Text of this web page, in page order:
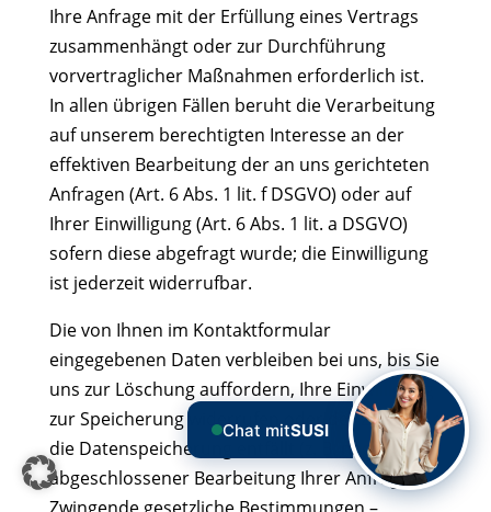
Ihre Anfrage mit der Erfüllung eines Vertrags
zusammenhängt oder zur Durchführung
vorvertraglicher Maßnahmen erforderlich ist.
In allen übrigen Fällen beruht die Verarbeitung
auf unserem berechtigten Interesse an der
effektiven Bearbeitung der an uns gerichteten
Anfragen (Art. 6 Abs. 1 lit. f DSGVO) oder auf
Ihrer Einwilligung (Art. 6 Abs. 1 lit. a DSGVO)
sofern diese abgefragt wurde; die Einwilligung
ist jederzeit widerrufbar.
Die von Ihnen im Kontaktformular
eingegebenen Daten verbleiben bei uns, bis Sie
uns zur Löschung auffordern, Ihre Einwilligung
zur Speicherung widerrufen oder der Zweck für
die Datenspeicherung entfällt (z. B. nach
abgeschlossener Bearbeitung Ihrer Anfrage).
Chat mitSUSI